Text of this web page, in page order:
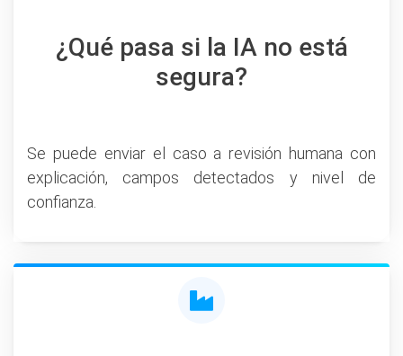
¿Qué pasa si la IA no está
segura?
Se puede enviar el caso a revisión humana con
explicación, campos detectados y nivel de
confianza.